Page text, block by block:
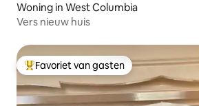
Woning in West Columbia
Vers nieuw huis
Topfavoriet van gasten
Favoriet van gasten